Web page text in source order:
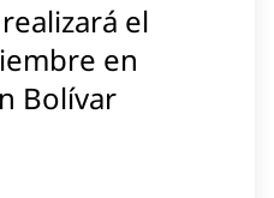
el
en
Bolívar